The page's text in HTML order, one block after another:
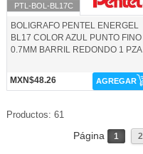
PTL-BOL-BL17C
BOLIGRAFO PENTEL ENERGEL
BL17 COLOR AZUL PUNTO FINO
0.7MM BARRIL REDONDO 1 PZA
MXN$48.26 AGREGAR
Productos: 61
Página 1 2